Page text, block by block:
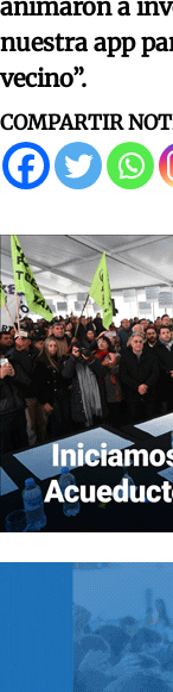
animaron a
nuestra app
vecino”.
COMPARTIR